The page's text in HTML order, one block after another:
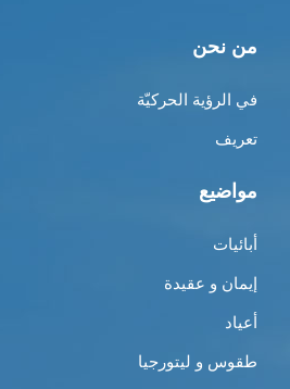
من نحن
في الرؤية الحركيّة
تعريف
مواضيع
أبائيات
إيمان و عقيدة
أعياد
طقوس و ليتورجيا